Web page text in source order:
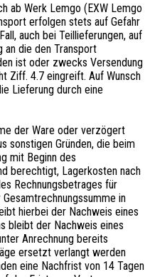
ab Werk Lemgo (EXW Lemgo
erfolgen stets auf Gefahr
auch bei Teillieferungen, auf
an die den Transport
ist oder zwecks Versendung
Ziff. 4.7 eingreift. Auf Wunsch
Lieferung durch eine
der Ware oder verzögert
sonstigen Gründen, die beim
mit Beginn des
berechtigt, Lagerkosten nach
Rechnungsbetrages für
in
hierbei der Nachweis eines
bleibt der Nachweis eines
Anrechnung bereits
ersetzt verlangt werden
eine Nachfrist von 14 Tagen